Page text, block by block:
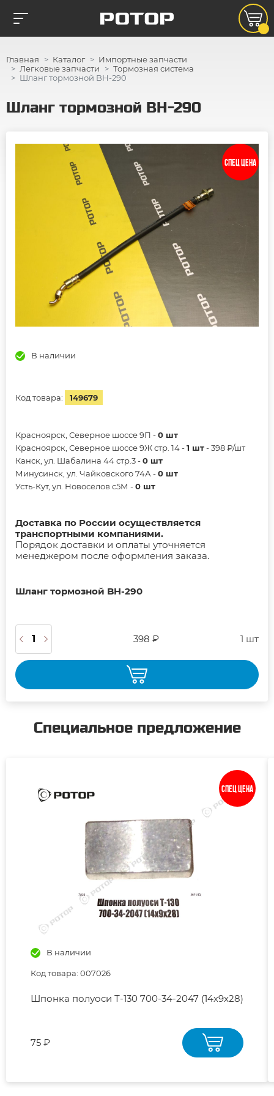
Главная Каталог
Импортные запчасти
Легковые запчасти
Тормозная система
Шланг тормозной BH-290
Шланг тормозной BH-290
СПЕЦ ЦЕНА
В наличии
Код товара: 149679
Красноярск, Северное шоссе 9П -0 шт
Красноярск, Северное шоссе 9Ж стр. 14 -1 шт- 398 ₽/шт
Канск, ул. Шабалина 44 стр.3 -0 шт
Минусинск, ул. Чайковского 74А -0 шт
Усть-Кут, ул. Новосёлов с5М -0 шт
Доставка по России осуществляется
транспортными компаниями.
Порядок доставки и оплаты уточняется
менеджером после оформления заказа.
Шланг тормозной BH-290
398 ₽ 1 шт
Специальное предложение
Спец цена
В наличии
Код товара: 007026
Шпонка полуоси Т-130 700-34-2047 (14х9х28)
75 ₽